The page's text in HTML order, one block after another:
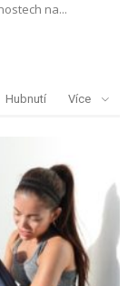
na...
Hubnutí Více